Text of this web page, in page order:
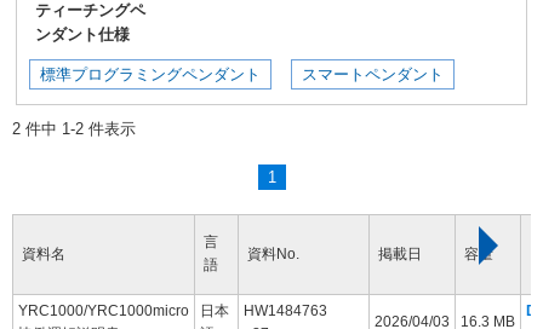
ティーチングペ
ンダント仕様
標準プログラミングペンダント スマートペンダント
2 件中 1-2 件表示
1
資料名
言
語
資料No. 掲載日 容量
YRC1000/YRC1000micro
日本
HW1484763
2026/04/03 16.3 MB